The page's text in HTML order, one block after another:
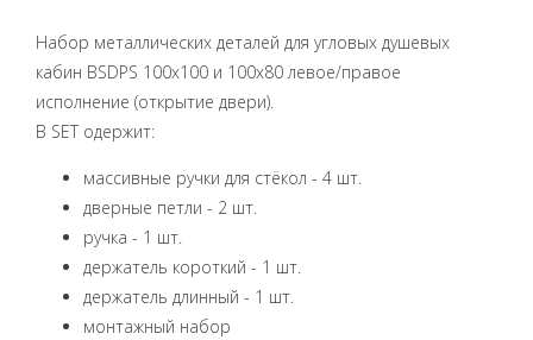
Набор металлических деталей для угловых душевых
кабин BSDPS 100x100 и 100x80 левое/правое
исполнение (открытие двери).
B SET одержит:
массивные ручки для стёкол - 4 шт.
дверные петли - 2 шт.
ручка - 1 шт.
держатель короткий - 1 шт.
держатель длинный - 1 шт.
монтажный набор